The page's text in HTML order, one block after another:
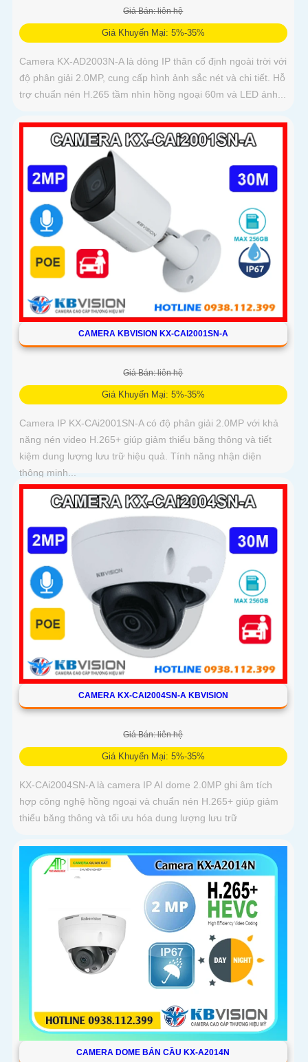
Giá Bán: liên hệ
Giá Khuyến Mại: 5%-35%
Camera KX-AD2003N-A là dòng IP thân cố định ngoài trời với
độ phân giải 2.0MP, cung cấp hình ảnh sắc nét và chi tiết. Hỗ
trợ chuẩn nén H.265 tầm nhìn hồng ngoại 60m và LED ánh...
CAMERA KBVISION KX-CAI2001SN-A
Giá Bán: liên hệ
Giá Khuyến Mại: 5%-35%
Camera IP KX-CAi2001SN-A có độ phân giải 2.0MP với khả
năng nén video H.265+ giúp giảm thiểu băng thông và tiết
kiệm dung lượng lưu trữ hiệu quả. Tính năng nhận diện
thông minh...
CAMERA KX-CAI2004SN-A KBVISION
Giá Bán: liên hệ
Giá Khuyến Mại: 5%-35%
KX-CAi2004SN-A là camera IP AI dome 2.0MP ghi âm tích
hợp công nghệ hồng ngoại và chuẩn nén H.265+ giúp giảm
thiểu băng thông và tối ưu hóa dung lượng lưu trữ
CAMERA DOME BÁN CẦU KX-A2014N